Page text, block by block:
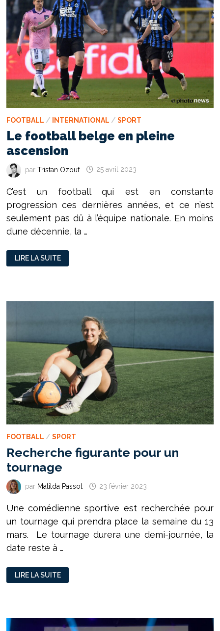
FOOTBALL / INTERNATIONAL / SPORT
Le football belge en pleine
ascension
par Tristan Ozouf 25 avril 2023
C’est un football qui est en constante
progression ces dernières années, et ce n’est
seulement pas dû à l’équipe nationale. En moins
d’une décennie, la …
LE
FOOTBALL
BELGE
LIRE LA SUITE
FOOTBALL / SPORT
Recherche figurante pour un
tournage
par Matilda Passot 23 février 2023
Une comédienne sportive est recherchée pour
un tournage qui prendra place la semaine du 13
mars. Le tournage durera une demi-journée, la
date reste à …
RECHERCHE
FIGURANTE
POUR
LIRE LA SUITE